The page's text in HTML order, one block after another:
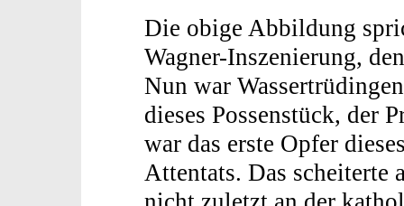
Die obige Abbildung
Wagner-Inszenierung,
Nun war
dieses Possenstück, der
war das erste Opfer
Attentats. Das scheiterte